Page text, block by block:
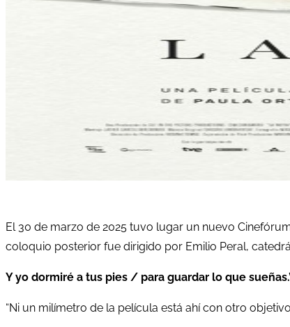
El 30 de marzo de 2025 tuvo lugar un nuevo
coloquio posterior fue dirigido por Emilio Peral,
Y yo dormiré a tus pies / para guardar lo que
“Ni un milímetro de la película está ahí con otro